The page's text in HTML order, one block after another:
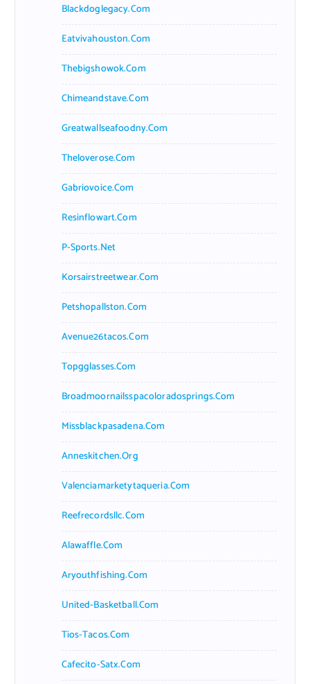
Blackdoglegacy.com
Eatvivahouston.com
Thebigshowok.com
Chimeandstave.com
Greatwallseafoodny.com
Theloverose.com
Gabriovoice.com
Resinflowart.com
P-Sports.net
Korsairstreetwear.com
Petshopallston.com
Avenue26tacos.com
Topgglasses.com
Broadmoornailsspacoloradosprings.com
Missblackpasadena.com
Anneskitchen.org
Valenciamarketytaqueria.com
Reefrecordsllc.com
Alawaffle.com
Aryouthfishing.com
United-Basketball.com
Tios-Tacos.com
Cafecito-Satx.com